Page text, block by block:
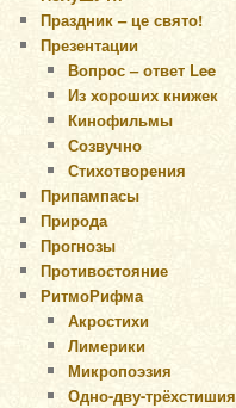
Праздник – це свято!
Презентации
Вопрос – ответ Lee
Из хороших книжек
Кинофильмы
Созвучно
Стихотворения
Припампасы
Природа
Прогнозы
Противостояние
РитмоРифма
Акростихи
Лимерики
Микропоэзия
Одно-дву-трёхстишия